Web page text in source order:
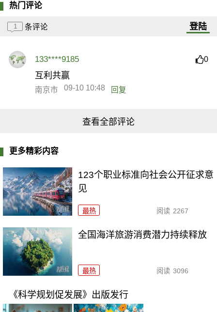
热门评论
1 条评论 登陆
133****9185 0
互利共赢
南京市 09-10 10:48 回复
查看全部评论
更多精彩内容
123个职业标准向社会公开征求意
见
最热 阅读 2267
全国海洋旅游消费潜力持续释放
最热 阅读 3096
《科学规划促发展》出版发行